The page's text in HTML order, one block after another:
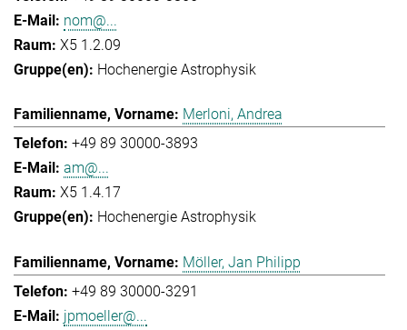
nom@...
X5 1.2.09
Hochenergie Astrophysik
Merloni, Andrea
+49 89 30000-3893
am@...
X5 1.4.17
Hochenergie Astrophysik
Möller, Jan Philipp
+49 89 30000-3291
jpmoeller@...